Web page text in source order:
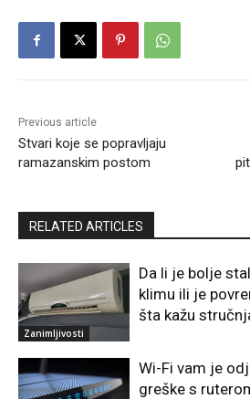
Previous article
Stvari koje se popravljaju
ramazanskim postom
RELATED ARTICLES
Zanimljivosti
Da li je bolje
klimu ili je
šta kažu
Wi-Fi vam je
greške s